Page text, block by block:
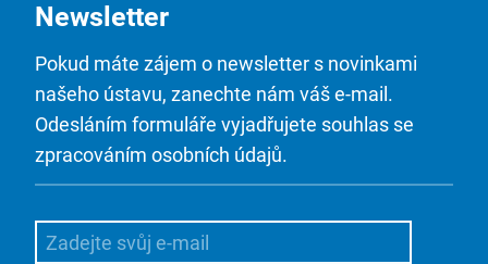
Newsletter
Pokud máte zájem o newsletter s novinkami
našeho ústavu, zanechte nám váš e-mail.
Odesláním formuláře vyjadřujete souhlas se
zpracováním osobních údajů.